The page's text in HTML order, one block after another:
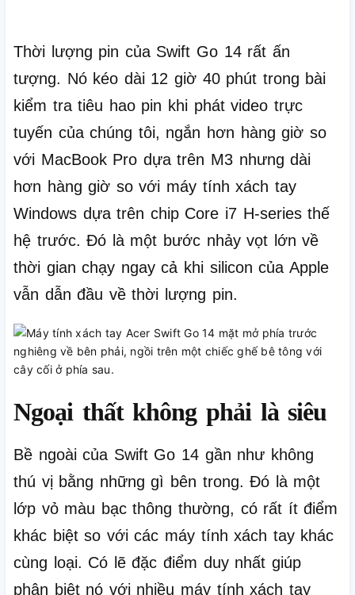
Thời lượng pin của Swift Go 14 rất ấn
tượng. Nó kéo dài 12 giờ 40 phút trong bài
kiểm tra tiêu hao pin khi phát video trực
tuyến của chúng tôi, ngắn hơn hàng giờ so
với MacBook Pro dựa trên M3 nhưng dài
hơn hàng giờ so với máy tính xách tay
Windows dựa trên chip Core i7 H-series thế
hệ trước.Đó là một bước nhảy vọt lớn về
thời gian chạy ngay cả khi silicon của Apple
vẫn dẫn đầu về thời lượng pin.
Ngoại thất không phải là siêu
Bề ngoài của Swift Go 14 gần như không
thú vị bằng những gì bên trong.Đó là một
lớp vỏ màu bạc thông thường, có rất ít điểm
khác biệt so với các máy tính xách tay khác
cùng loại. Có lẽ đặc điểm duy nhất giúp
phân biệt nó với nhiều máy tính xách tay